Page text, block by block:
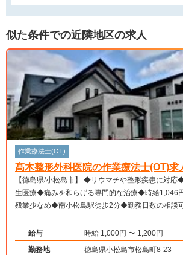
似た条件での近隣地区の求人
作業療法士(OT)
髙木整形外科医院の作業療法士(OT)求
【徳島県/小松島市】 ◆リウマチや整形疾患に対応◆中四国初の最新な再
生医療◆痛みを和らげる専門的な治療◆時給
残業少なめ◆南小松島駅徒歩2分◆勤務日数の相談
給与
時給 1,000円 〜 1,200円
勤務地
徳島県小松島市松島町8-23